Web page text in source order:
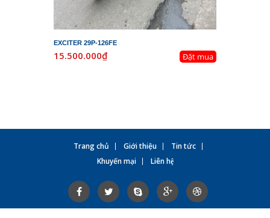
EXCITER 29P-126FE
15.500.000₫ Đặt mua
Trang chủ Giới thiệu
Tin tức
Khuyến mại
Liên hệ